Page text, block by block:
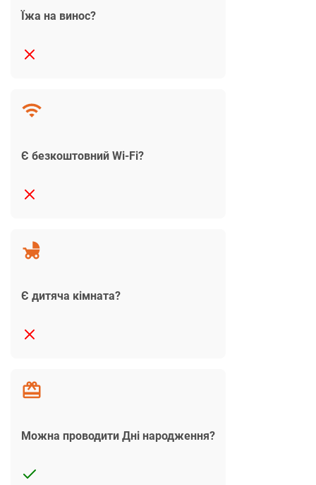
Їжа на винос?
Є безкоштовний Wi-Fi?
Є дитяча кімната?
Можна проводити Дні народження?